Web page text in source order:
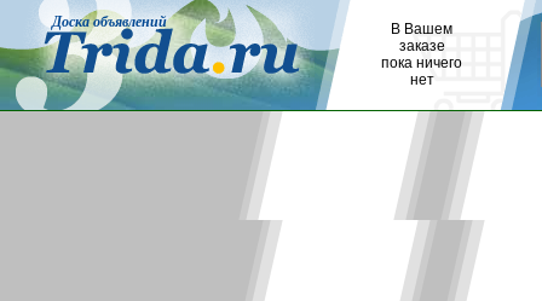
Доска объявлений